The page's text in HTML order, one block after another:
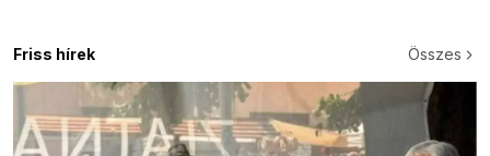
Friss hírek Összes